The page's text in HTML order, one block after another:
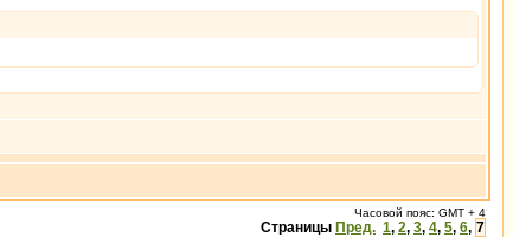
Часовой пояс: GMT + 4
Страницы Пред. 1, 2, 3, 4, 5, 6, 7